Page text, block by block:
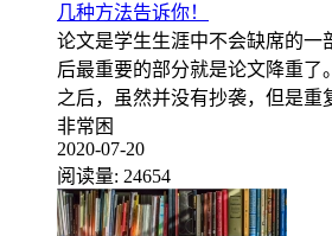
几种方法告诉你！
论文是学生生涯中不会缺席的一
后最重要的部分就是论文降重了
之后，虽然并没有抄袭，但是重
非常困
2020-07-20
阅读量: 24654